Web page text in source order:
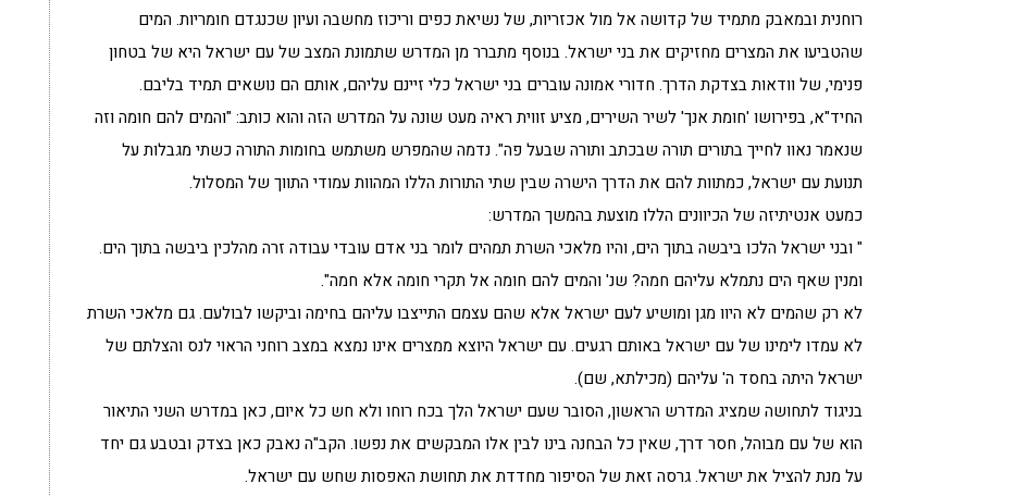
רוחנית ובמאבק מתמיד של קדושה אל מול אכזריות, של נשיאת כפים וריכוז מחשבה ועיון שכנגדם חומריות. המים
שהטביעו את המצרים מחזיקים את בני ישראל. בנוסף מתברר מן המדרש שתמונת המצב של עם ישראל היא של בטחון
פנימי, של וודאות בצדקת הדרך. חדורי אמונה עוברים בני ישראל כלי זיינם עליהם, אותם הם נושאים תמיד בליבם.
החיד"א, בפירושו 'חומת אנך' לשיר השירים, מציע זווית ראיה מעט שונה על המדרש הזה והוא כותב: "והמים להם חומה וזה
שנאמר נאוו לחייך בתורים תורה שבכתב ותורה שבעל פה". נדמה שהמפרש משתמש בחומות התורה כשתי מגבלות על
תנועת עם ישראל, כמתוות להם את הדרך הישרה שבין שתי התורות הללו המהוות עמודי התווך של המסלול.
כמעט אנטיתיזה של הכיוונים הללו מוצעת בהמשך המדרש:
" ובני ישראל הלכו ביבשה בתוך הים, והיו מלאכי השרת תמהים לומר בני אדם עובדי עבודה זרה מהלכין ביבשה בתוך הים.
ומנין שאף הים נתמלא עליהם חמה? שנ' והמים להם חומה אל תקרי חומה אלא חמה".
לא רק שהמים לא היוו מגן ומושיע לעם ישראל אלא שהם עצמם התייצבו עליהם בחימה וביקשו לבולעם. גם מלאכי השרת
לא עמדו לימינו של עם ישראל באותם רגעים. עם ישראל היוצא ממצרים אינו נמצא במצב רוחני הראוי לנס והצלתם של
ישראל היתה בחסד ה' עליהם (מכילתא, שם).
בניגוד לתחושה שמציג המדרש הראשון, הסובר שעם ישראל הלך בכח רוחו ולא חש כל איום, כאן במדרש השני התיאור
הוא של עם מבוהל, חסר דרך, שאין כל הבחנה בינו לבין אלו המבקשים את נפשו. הקב"ה נאבק כאן בצדק ובטבע גם יחד
על מנת להציל את ישראל. גרסה זאת של הסיפור מחדדת את תחושת האפסות שחש עם ישראל.